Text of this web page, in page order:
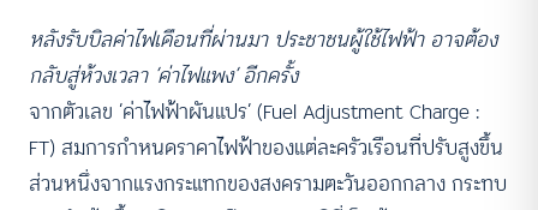
หลังรับบิลค่าไฟเดือนที่ผ่านมา ประชาชนผู้ใช้ไฟฟ้า อาจต้อง
กลับสู่ห้วงเวลา ‘ค่าไฟแพง’ อีกครั้ง
จากตัวเลข ‘ค่าไฟฟ้าผันแปร’ (Fuel Adjustment Charge :
FT) สมการกำหนดราคาไฟฟ้าของแต่ละครัวเรือนที่ปรับสูงขึ้น
ส่วนหนึ่งจากแรงกระแทกของสงครามตะวันออกกลาง กระทบ